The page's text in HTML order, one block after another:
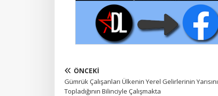
ÖNCEKI
Gümrük Çalışanları Ülkenin Yerel Gelirlerinin Yarısını
Topladığının Bilinciyle Çalışmakta